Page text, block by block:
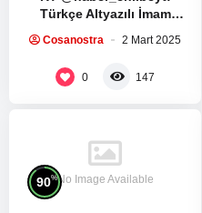
Türkçe Altyazılı İmam
Hamaney’in Ramazan
ayında yapılması…
Cosanostra 2 Mart 2025
0 147
No Image Available
90%